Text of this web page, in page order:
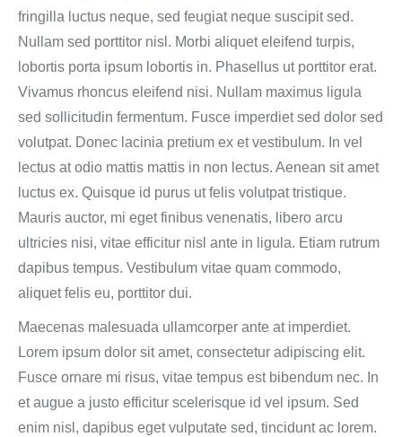
fringilla luctus neque, sed feugiat neque suscipit sed.
Nullam sed porttitor nisl. Morbi aliquet eleifend turpis,
lobortis porta ipsum lobortis in. Phasellus ut porttitor erat.
Vivamus rhoncus eleifend nisi. Nullam maximus ligula
sed sollicitudin fermentum. Fusce imperdiet sed dolor sed
volutpat. Donec lacinia pretium ex et vestibulum. In vel
lectus at odio mattis mattis in non lectus. Aenean sit amet
luctus ex. Quisque id purus ut felis volutpat tristique.
Mauris auctor, mi eget finibus venenatis, libero arcu
ultricies nisi, vitae efficitur nisl ante in ligula. Etiam rutrum
dapibus tempus. Vestibulum vitae quam commodo,
aliquet felis eu, porttitor dui.
Maecenas malesuada ullamcorper ante at imperdiet.
Lorem ipsum dolor sit amet, consectetur adipiscing elit.
Fusce ornare mi risus, vitae tempus est bibendum nec. In
et augue a justo efficitur scelerisque id vel ipsum. Sed
enim nisl, dapibus eget vulputate sed, tincidunt ac lorem.